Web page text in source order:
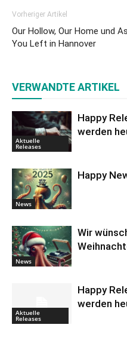
Vorheriger Artikel
Our Hollow, Our Home und As
You Left in Hannover
VERWANDTE ARTIKEL
Aktuelle
Releases
Happy
werden
News
Happy
News
Wir
Aktuelle
Releases
Happy
werden